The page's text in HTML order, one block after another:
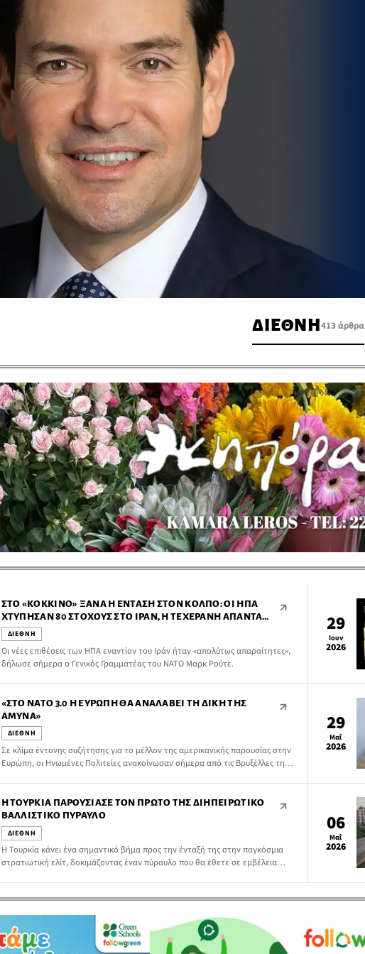
ΔΙΕΘΝΗ413 άρθρα
ΣΤΟ «ΚΌΚΚΙΝΟ» ΞΑΝΆ Η ΈΝΤΑΣΗ ΣΤΟΝ ΚΌΛΠΟ: ΟΙ ΗΠΑ
ΧΤΎΠΗΣΑΝ 80 ΣΤΌΧΟΥΣ ΣΤΟ ΙΡΆΝ, Η ΤΕΧΕΡΆΝΗ ΑΠΑΝΤΆ
ΜΕ ΕΠΙΘΈΣΕΙΣ ΣΕ ΑΜΕΡΙΚΑΝΙΚΈΣ ΒΆΣΕΙΣ
ΔΙΕΘΝΗ
Οι νέες επιθέσεις των ΗΠΑ εναντίον του Ιράν ήταν «απολύτως απαραίτητες»,
δήλωσε σήμερα ο Γενικός Γραμματέας του ΝΑΤΟ Μαρκ Ρούτε.
29
Ιουν
2026
«ΣΤΟ ΝΑΤΟ 3.0 Η ΕΥΡΏΠΗ ΘΑ ΑΝΑΛΆΒΕΙ ΤΗ ΔΙΚΉ ΤΗΣ
ΆΜΥΝΑ»
ΔΙΕΘΝΗ
Σε κλίμα έντονης συζήτησης για το μέλλον της αμερικανικής παρουσίας στην
Ευρώπη, οι Ηνωμένες Πολιτείες ανακοίνωσαν σήμερα από τις Βρυξέλλες την
Ευρώπη.
29
Μαΐ
2026
Η ΤΟΥΡΚΊΑ ΠΑΡΟΥΣΊΑΣΕ ΤΟΝ ΠΡΏΤΟ ΤΗΣ ΔΙΗΠΕΙΡΩΤΙΚΌ
ΒΑΛΛΙΣΤΙΚΌ ΠΎΡΑΥΛΟ
ΔΙΕΘΝΗ
Η Τουρκία κάνει ένα σημαντικό βήμα προς την ένταξή της στην παγκόσμια
στρατιωτική ελίτ, δοκιμάζοντας έναν πύραυλο που θα έθετε σε εμβέλεια
με άτομα που γνωρίζουν τα σχέδια, όπως αναφέρει το Bloomberg.
06
Μαΐ
2026